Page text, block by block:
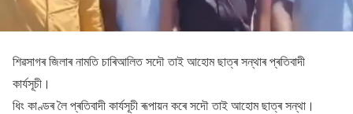
শিৱসাগৰ জিলাৰ নামতি চাৰিআলিত সদৌ তাই আহোম ছাত্ৰ সন্থাৰ প্ৰতিবাদী
কাৰ্যসূচী।
ধিং কাণ্ডৰ লৈ প্ৰতিবাদী কাৰ্যসূচী ৰূপায়ন কৰে সদৌ তাই আহোম ছাত্ৰ সন্থা।